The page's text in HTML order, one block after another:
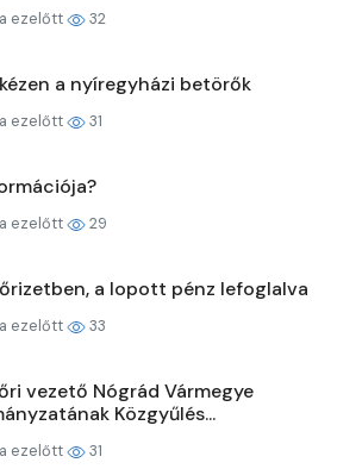
ezelőtt 32
a nyíregyházi betörők
ezelőtt 31
ezelőtt 29
a lopott pénz lefoglalva
ezelőtt 33
vezető Nógrád Vármegye
Közgyűlés...
ezelőtt 31